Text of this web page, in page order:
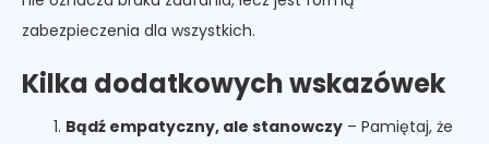
zabezpieczenia dla wszystkich.
Kilka dodatkowych wskazówek
Bądź empatyczny, ale stanowczy – Pamiętaj, że